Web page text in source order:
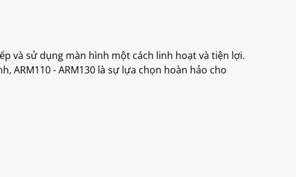
và sử dụng màn hình một cách linh hoạt và tiện lợi.
ARM110 - ARM130 là sự lựa chọn hoàn hảo cho